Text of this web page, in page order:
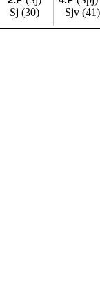
Sj (30)
Sjv (41)